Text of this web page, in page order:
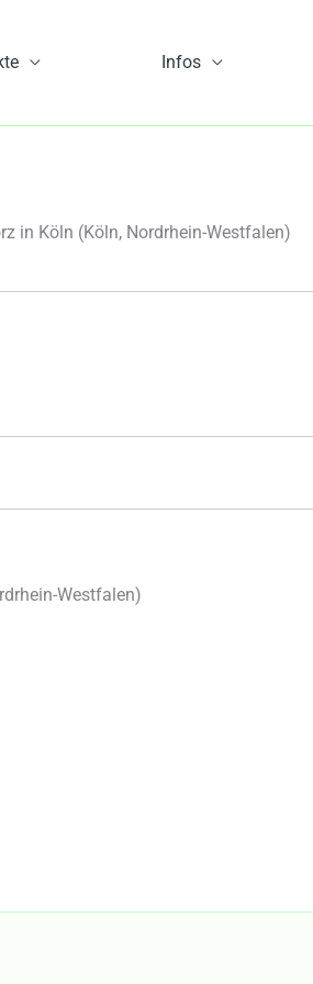
Infos
in Köln (Köln, Nordrhein-Westfalen)
Westfalen)